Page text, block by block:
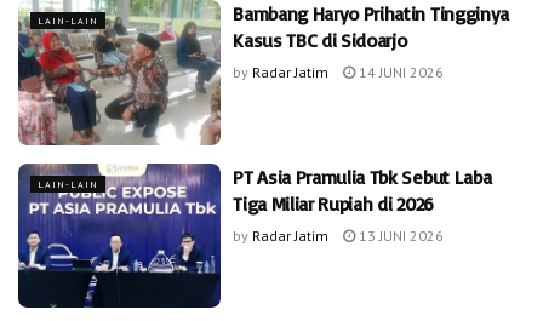
LAIN-LAIN
Bambang Haryo Prihatin Tingginya
Kasus TBC di Sidoarjo
by Radar Jatim 14 JUNI 2026
LAIN-LAIN
PT Asia Pramulia Tbk Sebut Laba
Tiga Miliar Rupiah di 2026
by Radar Jatim 13 JUNI 2026